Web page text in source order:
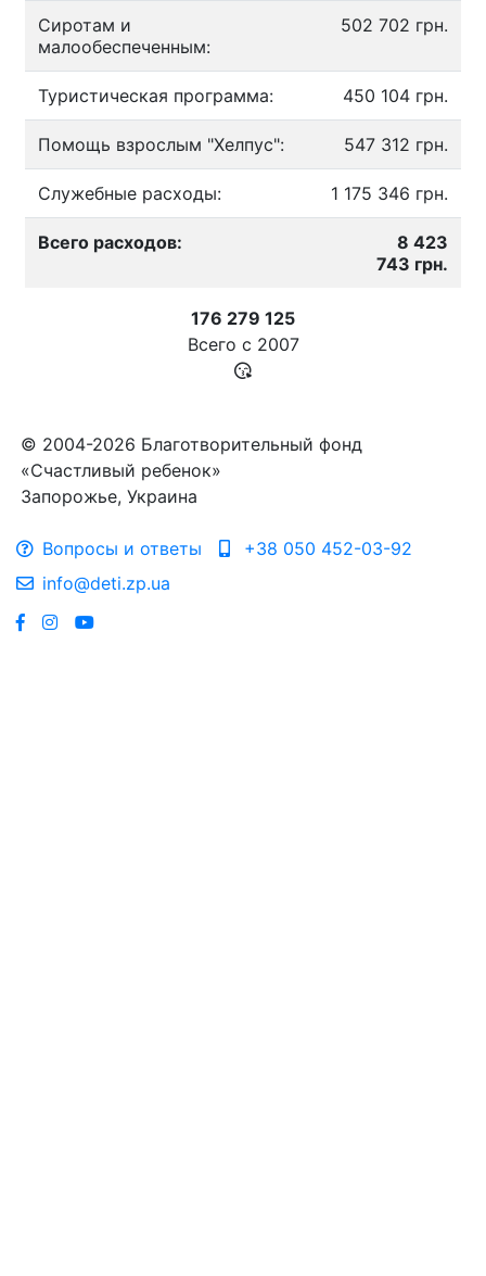
Сиротам и
малообеспеченным:
502 702 грн.
Туристическая программа: 450 104 грн.
Помощь взрослым "Хелпус": 547 312 грн.
Служебные расходы: 1 175 346 грн.
Всего расходов:
8 423
743 грн.
176 279 125
Всего с 2007
© 2004-2026 Благотворительный фонд
«Счастливый ребенок»
Запорожье, Украина
Вопросы и ответы
+38 050 452-03-92
info@deti.zp.ua